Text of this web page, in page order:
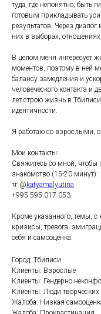
туда, где непонятно; быть
готовым прикладывать
результатов. Через
них в выборах,
В целом меня интересует
моментов, поэтому в ней
балансу замедления и
человеческого контакта и
лет строю жизнь в
идентичности.
Я работаю со взрослыми,
Мои контакты:
Свяжитесь со мной, чтобы
знакомство (15-20 минут):
тг @katyamalyutina
+995 595 017 053
Кроме указанного, темы,
кризисы, тревога,
себя и самооценка.
Город: Тбилиси
Клиенты: Взрослые
Клиенты: Гендерно
Клиенты: Люди
Жалоба: Низкая